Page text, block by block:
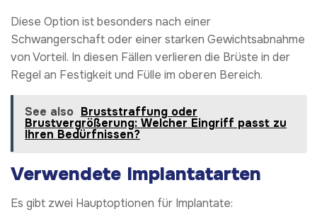
Diese Option ist besonders nach einer
Schwangerschaft oder einer starken Gewichtsabnahme
von Vorteil. In diesen Fällen verlieren die Brüste in der
Regel an Festigkeit und Fülle im oberen Bereich.
See also Bruststraffung oder
Brustvergrößerung: Welcher Eingriff passt zu
Ihren Bedürfnissen?
Verwendete Implantatarten
Es gibt zwei Hauptoptionen für Implantate: